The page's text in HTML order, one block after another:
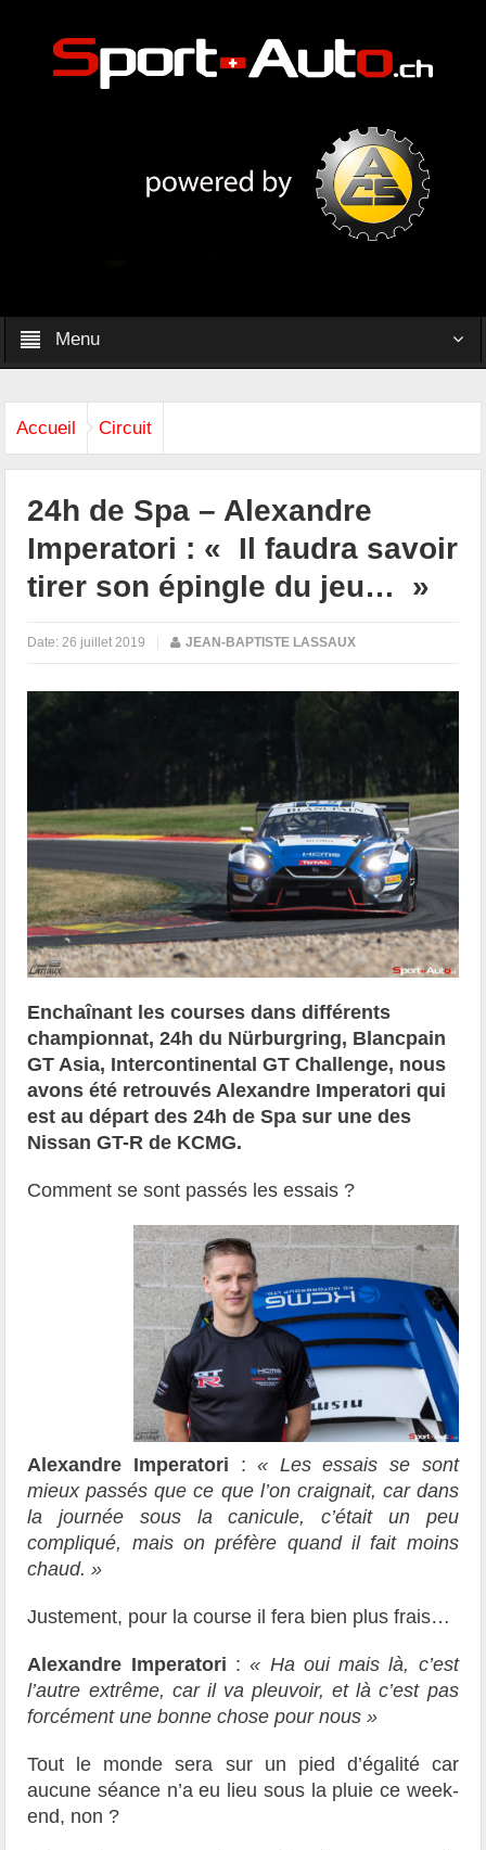
Menu
Accueil Circuit
24h de Spa – Alexandre
Imperatori : « Il faudra savoir
tirer son épingle du jeu… »
Date: 26 juillet 2019 | JEAN-BAPTISTE LASSAUX
Enchaînant les courses dans différents
championnat, 24h du Nürburgring, Blancpain
GT Asia, Intercontinental GT Challenge, nous
avons été retrouvés Alexandre Imperatori qui
est au départ des 24h de Spa sur une des
Nissan GT-R de KCMG.
Comment se sont passés les essais ?
Alexandre Imperatori :« Les essais se sont
mieux passés que ce que l’on craignait, car dans
la journée sous la canicule, c’était un peu
compliqué, mais on préfère quand il fait moins
chaud. »
Justement, pour la course il fera bien plus frais…
Alexandre Imperatori :« Ha oui mais là, c’est
l’autre extrême, car il va pleuvoir, et là c’est pas
forcément une bonne chose pour nous »
Tout le monde sera sur un pied d’égalité car
aucune séance n’a eu lieu sous la pluie ce week-
end, non ?